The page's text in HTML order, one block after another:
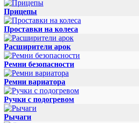
Прицепы
Проставки на колеса
Расширители арок
Ремни безопасности
Ремни вариатора
Ручки с подогревом
Рычаги